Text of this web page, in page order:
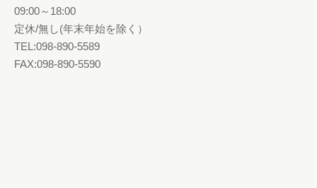
09:00～18:00
定休/無し(年末年始を除く）
TEL:098-890-5589
FAX:098-890-5590